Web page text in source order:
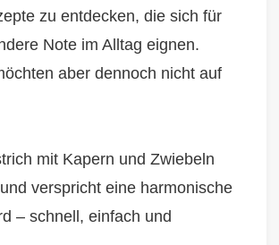
zu entdecken, die sich für
Note im Alltag eignen.
aber dennoch nicht auf
mit Kapern und Zwiebeln
verspricht eine harmonische
– schnell, einfach und